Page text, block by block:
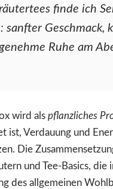
finde ich
sanfter Geschmack,
Ruhe am
wird als pflanzliches
ist, Verdauung und
Die
und Tee-Basics, die
des allgemeinen